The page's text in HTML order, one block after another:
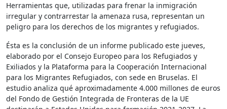
Herramientas que, utilizadas para frenar la inmigración
irregular y contrarrestar la amenaza rusa, representan un
peligro para los derechos de los migrantes y refugiados.
Ésta es la conclusión de un informe publicado este jueves,
elaborado por el Consejo Europeo para los Refugiados y
Exiliados y la Plataforma para la Cooperación Internacional
para los Migrantes Refugiados, con sede en Bruselas. El
estudio analiza qué aproximadamente 4.000 millones de euros
del Fondo de Gestión Integrada de Fronteras de la UE